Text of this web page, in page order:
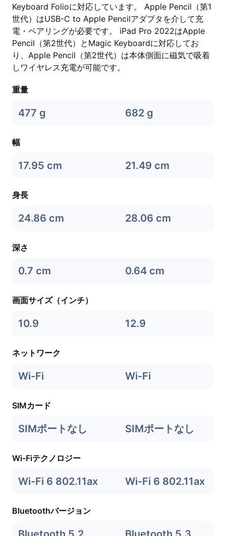
Keyboard Folioに対応しています。 Apple Pencil（第1
世代）はUSB-C to Apple Pencilアダプタを介して充
電・ペアリングが必要です。 iPad Pro 2022はApple
Pencil（第2世代）とMagic Keyboardに対応してお
り、Apple Pencil（第2世代）は本体側面に磁気で吸着
しワイヤレス充電が可能です。
重量
477 g 682 g
幅
17.95 cm 21.49 cm
身長
24.86 cm 28.06 cm
深さ
0.7 cm 0.64 cm
画面サイズ（インチ）
10.9 12.9
ネットワーク
Wi-Fi Wi-Fi
SIMカード
SIMポートなし SIMポートなし
Wi-Fiテクノロジー
Wi-Fi 6 802.11ax Wi-Fi 6 802.11ax
Bluetoothバージョン